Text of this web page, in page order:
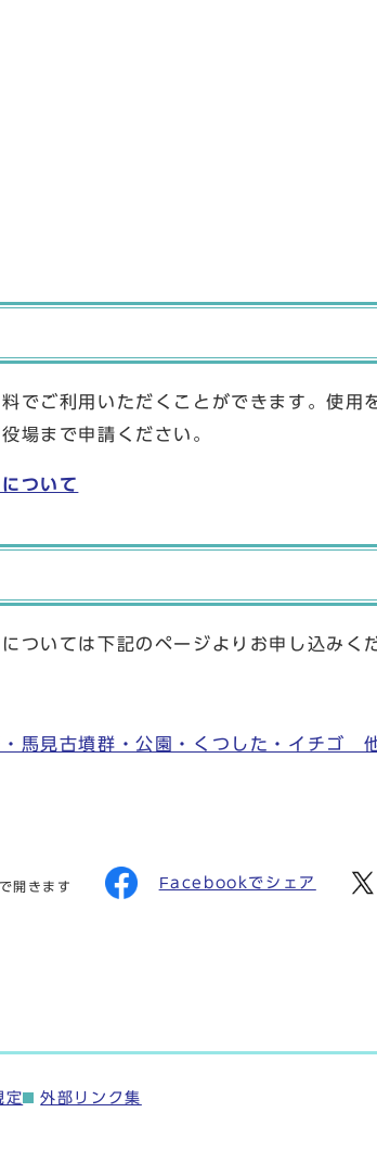
でご利用いただくことができます。使用
場まで申請ください。
ついて
ついては下記のページよりお申し込みく
馬見古墳群・公園・くつした・イチゴ
開きます Facebookでシェア
定 外部リンク集